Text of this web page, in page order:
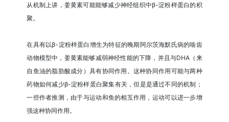
从机制上讲，姜黄素可能能够减少神经组织中β-淀粉样蛋白的积
聚。
在具有以β-淀粉样蛋白增生为特征的晚期阿尔茨海默氏病的啮齿
动物模型中，姜黄素能够减弱神经性能的下降，并且与DHA（来
自鱼油的脂肪酸成分）具有协同作用。这种协同作用可能与两种
药物如何减少β-淀粉样蛋白聚集有关，但是是通过不同的机制；
一些作者推测，由于与运动和鱼的相互作用，运动可以进一步增
强这种协同作用。